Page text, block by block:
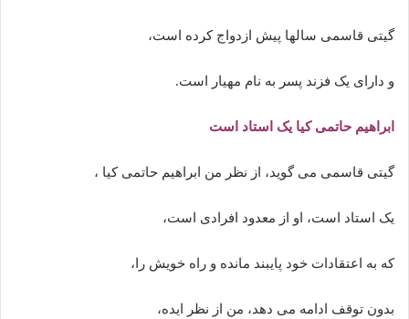
گیتی قاسمی سالها پیش ازدواج کرده است،
و دارای یک فزند پسر به نام مهیار است.
ابراهیم حاتمی کیا یک استاد است
گیتی قاسمی می گوید، از نظر من ابراهیم حاتمی کیا ،
یک استاد است، او از معدود افرادی است،
که به اعتقادات خود پایبند مانده و راه خویش را،
بدون توقف ادامه می دهد، من از نظر ایده،